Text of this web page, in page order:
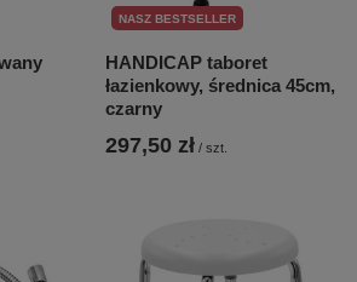
NASZ BESTSELLER
HANDICAP taboret
łazienkowy, średnica 45cm,
czarny
297,50 zł / szt.